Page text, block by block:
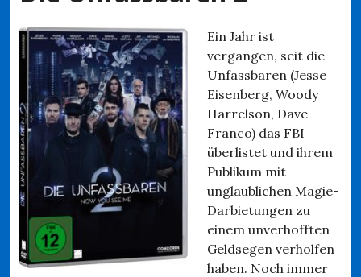
Ein Jahr ist
vergangen, seit die
Unfassbaren (Jesse
Eisenberg, Woody
Harrelson, Dave
Franco) das FBI
überlistet und ihrem
Publikum mit
unglaublichen Magie-
Darbietungen zu
einem unverhofften
Geldsegen verholfen
haben. Noch immer